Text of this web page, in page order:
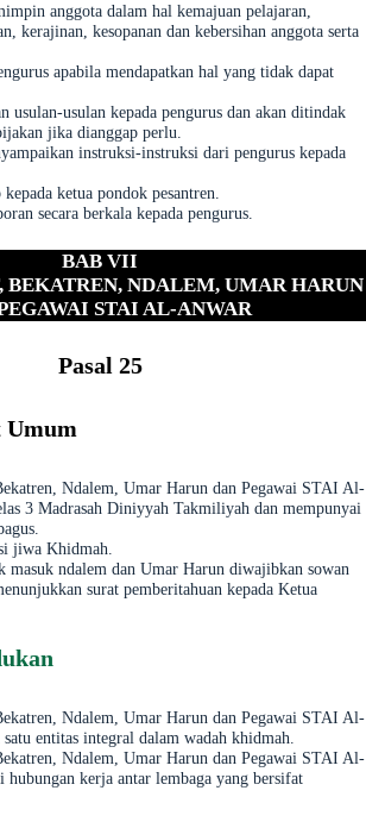
anggota dalam hal kemajuan pelajaran,
kerajinan, kesopanan dan kebersihan anggota serta
apabila mendapatkan hal yang tidak dapat
usulan-usulan kepada pengurus dan akan ditindak
jika dianggap perlu.
instruksi-instruksi dari pengurus kepada
ketua pondok pesantren.
secara berkala kepada pengurus.
BAB VII
BEKATREN, NDALEM, UMAR HARUN
STAI AL-ANWAR
Pasal 25
Ndalem, Umar Harun dan Pegawai STAI Al-
3 Madrasah Diniyyah Takmiliyah dan mempunyai
jiwa Khidmah.
masuk ndalem dan Umar Harun diwajibkan sowan
surat pemberitahuan kepada Ketua
Ndalem, Umar Harun dan Pegawai STAI Al-
entitas integral dalam wadah khidmah.
Ndalem, Umar Harun dan Pegawai STAI Al-
hubungan kerja antar lembaga yang bersifat